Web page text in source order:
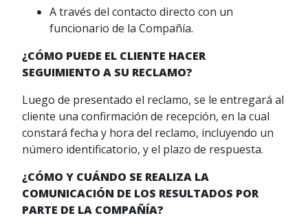
A través del contacto directo con un
funcionario de la Compañía.
¿CÓMO PUEDE EL CLIENTE HACER
SEGUIMIENTO A SU RECLAMO?
Luego de presentado el reclamo, se le entregará al
cliente una confirmación de recepción, en la cual
constará fecha y hora del reclamo, incluyendo un
número identificatorio, y el plazo de respuesta.
¿CÓMO Y CUÁNDO SE REALIZA LA
COMUNICACIÓN DE LOS RESULTADOS POR
PARTE DE LA COMPAÑÍA?